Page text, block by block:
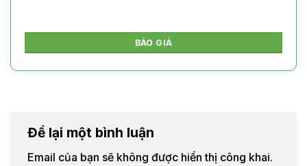
BÁO GIÁ
Để lại một bình luận
Email của bạn sẽ không được hiển thị công khai.